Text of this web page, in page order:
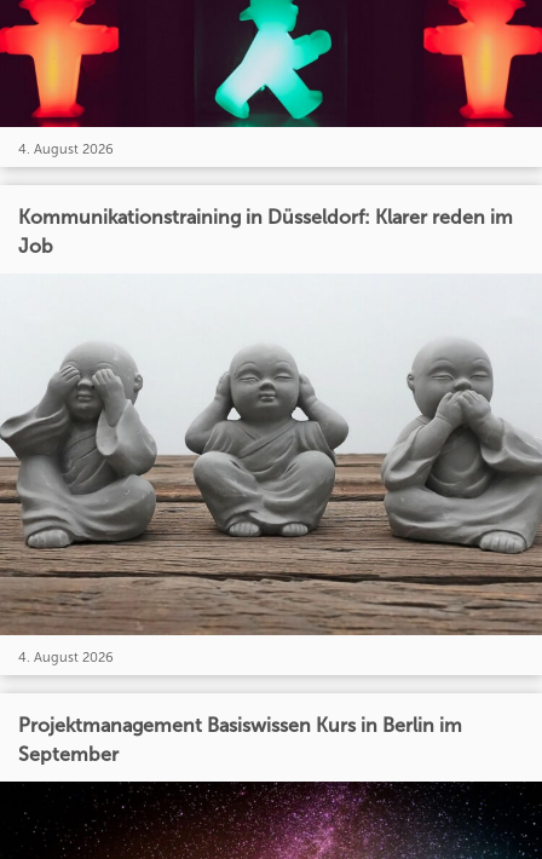
4. August 2026
Kommunikationstraining in Düsseldorf: Klarer reden im
Job
4. August 2026
Projektmanagement Basiswissen Kurs in Berlin im
September